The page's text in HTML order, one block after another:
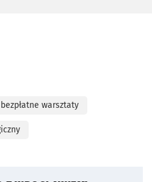
bezpłatne warsztaty